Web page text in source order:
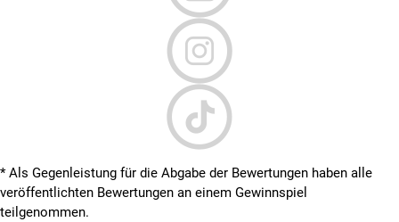
* Als Gegenleistung für die Abgabe der Bewertungen haben alle
veröffentlichten Bewertungen an einem Gewinnspiel
teilgenommen.